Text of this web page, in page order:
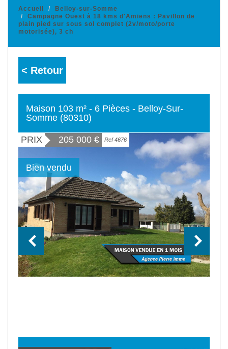
Accueil
Belloy-sur-Somme
Campagne Ouest à 18 kms d'Amiens : Pavillon de
plain pied sur sous sol complet (2v/moto/porte
motorisée), 3 ch
< Retour
Maison 103 m² - 6 Pièces - Belloy-Sur-
Somme (80310)
PRIX 205 000 € Ref 4676
Bien vendu